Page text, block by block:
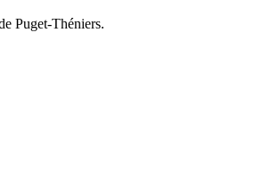
Puget-Théniers.